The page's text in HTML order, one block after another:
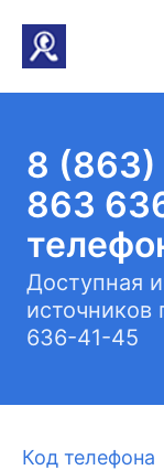
8
863
Доступная
636-41-45
Код телефона